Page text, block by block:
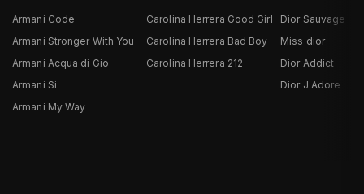
Armani Code
Armani Stronger With You
Armani Acqua di Gio
Armani Si
Armani My Way
Carolina Herrera Good Girl
Carolina Herrera Bad Boy
Carolina Herrera 212
Dior Sauvage
Miss dior
Dior Addict
Dior J Adore